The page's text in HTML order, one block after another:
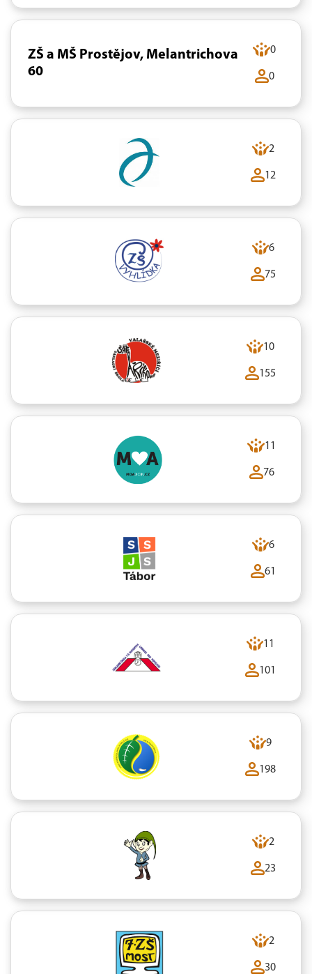
ZŠ a MŠ Prostějov, Melantrichova
60
0
0
2
12
6
75
10
155
11
76
6
61
11
101
9
198
2
23
2
30